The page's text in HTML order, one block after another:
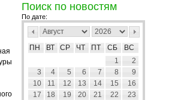
Поиск по новостям
По дате:
ПН ВТ СР ЧТ ПТ СБ
ВС
1
2
3
4 5 6 7 8
9
10
11 12 13 14 15
16
17
18 19 20 21 22
23